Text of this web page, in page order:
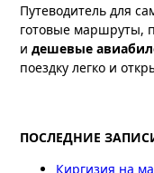
Путеводитель для
готовые маршруты,
и дешевые
поездку легко и
ПОСЛЕДНИЕ
Киргизия на